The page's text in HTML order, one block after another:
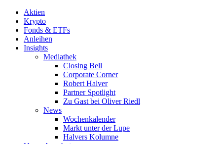
Aktien
Krypto
Fonds & ETFs
Anleihen
Insights
Mediathek
Closing Bell
Corporate Corner
Robert Halver
Partner Spotlight
Zu Gast bei Oliver Riedl
News
Wochenkalender
Markt unter der Lupe
Halvers Kolumne